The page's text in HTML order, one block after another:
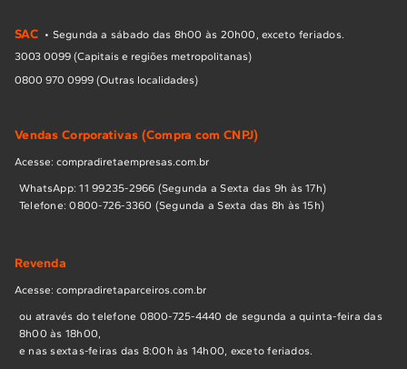
SAC • Segunda a sábado das 8h00 às 20h00, exceto feriados.
3003 0099 (Capitais e regiões metropolitanas)
0800 970 0999 (Outras localidades)
Vendas Corporativas (Compra com CNPJ)
Acesse: compradiretaempresas.com.br
WhatsApp: 11 99235-2966 (Segunda a Sexta das 9h às 17h)
Telefone: 0800-726-3360 (Segunda a Sexta das 8h às 15h)
Revenda
Acesse: compradiretaparceiros.com.br
ou através do telefone 0800-725-4440 de segunda a quinta-feira das
8h00 às 18h00,
e nas sextas-feiras das 8:00h às 14h00, exceto feriados.